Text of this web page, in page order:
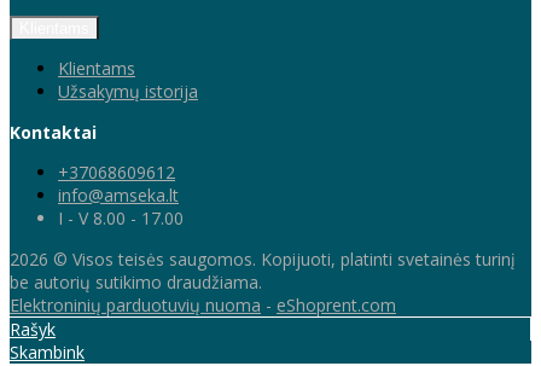
Klientams
Užsakymų istorija
Kontaktai
+37068609612
info@amseka.lt
I - V 8.00 - 17.00
2026 © Visos teisės saugomos. Kopijuoti, platinti svetainės turinį
be autorių sutikimo draudžiama.
Elektroninių parduotuvių nuoma - eShoprent.com
Rašyk
Skambink